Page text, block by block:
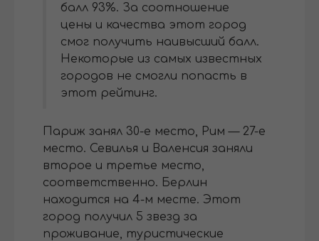
балл 93%. За соотношение
цены и качества этот город
смог получить наивысший балл.
Некоторые из самых известных
городов не смогли попасть в
этот рейтинг.
Париж занял 30-е место, Рим — 27-е
место. Севилья и Валенсия заняли
второе и третье место,
соответственно. Берлин
находится на 4-м месте. Этот
город получил 5 звезд за
проживание, туристические